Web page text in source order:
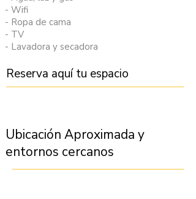
- Wifi
- Ropa de cama
- TV
- Lavadora y secadora
Reserva aquí tu espacio
Ubicación Aproximada y
entornos cercanos